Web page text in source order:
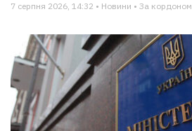
7 серпня 2026, 14:32 • Новини • За кордоном